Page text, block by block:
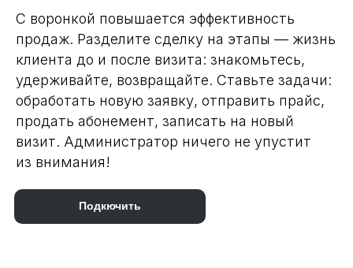
С воронкой повышается эффективность
продаж. Разделите сделку на этапы — жизнь
клиента до и после визита: знакомьтесь,
удерживайте, возвращайте. Ставьте задачи:
обработать новую заявку, отправить прайс,
продать абонемент, записать на новый
визит. Администратор ничего не упустит
из внимания!
Подкючить